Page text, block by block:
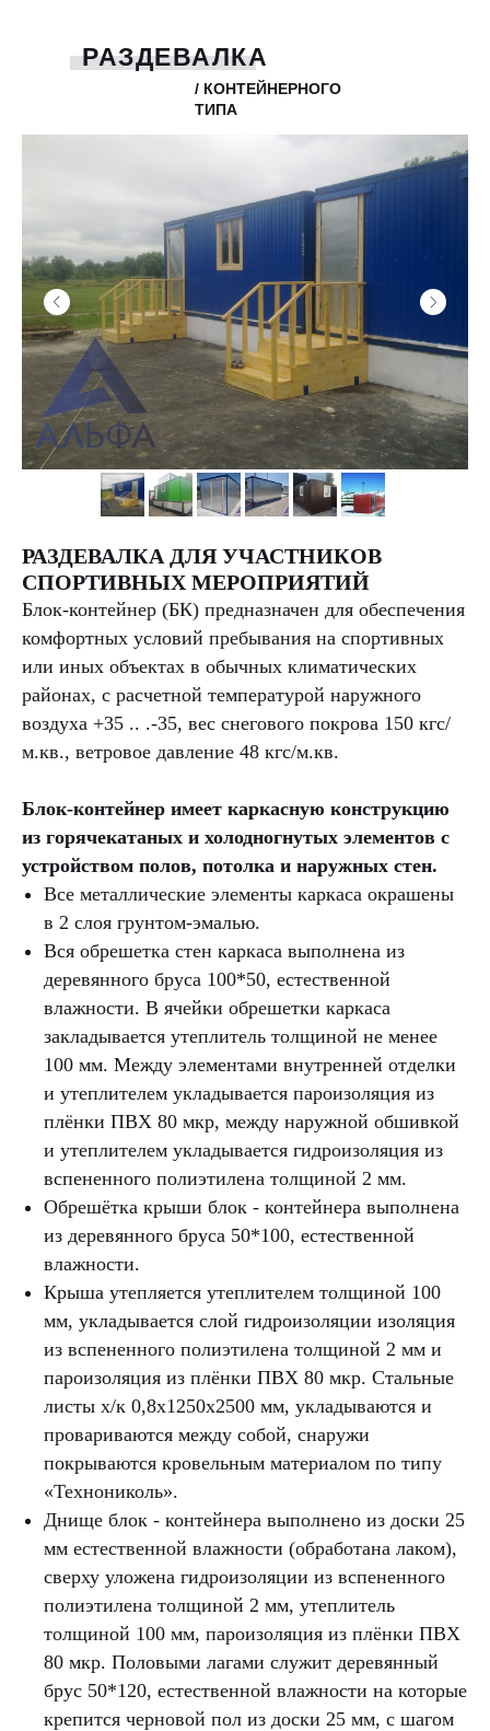
РАЗДЕВАЛКА
/ КОНТЕЙНЕРНОГО
ТИПА
РАЗДЕВАЛКА ДЛЯ УЧАСТНИКОВ
СПОРТИВНЫХ МЕРОПРИЯТИЙ
Блок-контейнер (БК) предназначен для обеспечения
комфортных условий пребывания на спортивных
или иных объектах в обычных климатических
районах, с расчетной температурой наружного
воздуха +35 .. .-35, вес снегового покрова 150 кгс/
м.кв., ветровое давление 48 кгс/м.кв.
Блок-контейнер имеет каркасную конструкцию
из горячекатаных и холодногнутых элементов с
устройством полов, потолка и наружных стен.
Все металлические элементы каркаса окрашены
в 2 слоя грунтом-эмалью.
Вся обрешетка стен каркаса выполнена из
деревянного бруса 100*50, естественной
влажности. В ячейки обрешетки каркаса
закладывается утеплитель толщиной не менее
100 мм. Между элементами внутренней отделки
и утеплителем укладывается пароизоляция из
плёнки ПВХ 80 мкр, между наружной обшивкой
и утеплителем укладывается гидроизоляция из
вспененного полиэтилена толщиной 2 мм.
Обрешётка крыши блок - контейнера выполнена
из деревянного бруса 50*100, естественной
влажности.
Крыша утепляется утеплителем толщиной 100
мм, укладывается слой гидроизоляции изоляция
из вспененного полиэтилена толщиной 2 мм и
пароизоляция из плёнки ПВХ 80 мкр. Стальные
листы х/к 0,8x1250x2500 мм, укладываются и
провариваются между собой, снаружи
покрываются кровельным материалом по типу
«Технониколь».
Днище блок - контейнера выполнено из доски 25
мм естественной влажности (обработана лаком),
сверху уложена гидроизоляции из вспененного
полиэтилена толщиной 2 мм, утеплитель
толщиной 100 мм, пароизоляция из плёнки ПВХ
80 мкр. Половыми лагами служит деревянный
брус 50*120, естественной влажности на которые
крепится черновой пол из доски 25 мм, с шагом